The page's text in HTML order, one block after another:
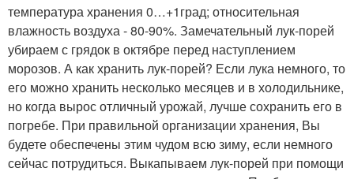
температура хранения 0…+1град; относительная
влажность воздуха - 80-90%. Замечательный лук-порей
убираем с грядок в октябре перед наступлением
морозов. А как хранить лук-порей? Если лука немного, то
его можно хранить несколько месяцев и в холодильнике,
но когда вырос отличный урожай, лучше сохранить его в
погребе. При правильной организации хранения, Вы
будете обеспечены этим чудом всю зиму, если немного
сейчас потрудиться. Выкапываем лук-порей при помощи